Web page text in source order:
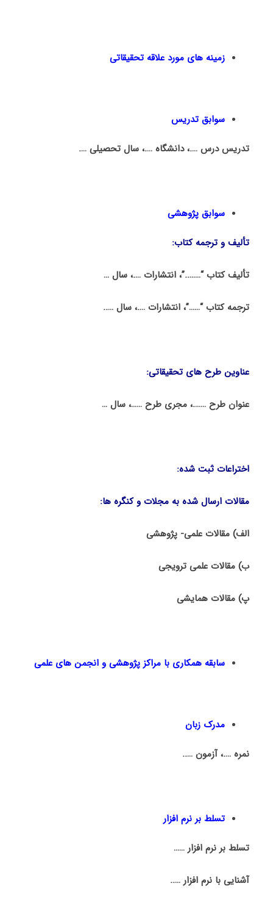
زمینه های مورد علاقه تحقیقاتی
سوابق تدریس
تدریس درس ….، دانشگاه ….، سال تحصیلی ….
سوابق پژوهشی
تألیف و ترجمه کتاب:
تألیف کتاب “……..”، انتشارات ….، سال …
ترجمه کتاب “……”، انتشارات ….، سال …..
عناوین طرح های تحقیقاتی:
عنوان طرح …….، مجری طرح ……، سال …
اختراعات ثبت شده:
مقالات ارسال شده به مجلات و کنگره ها:
الف) مقالات علمی- پژوهشی
ب) مقالات علمی ترویجی
پ) مقالات همایشی
سابقه همکاری با مراکز پژوهشی و انجمن های علمی
مدرک زبان
نمره ….، آزمون …..
تسلط بر نرم افزار
تسلط بر نرم افزار ……
آشنایی با نرم افزار …..